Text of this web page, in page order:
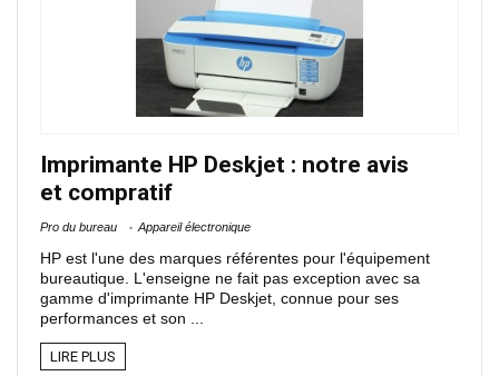
Imprimante HP Deskjet : notre avis
et compratif
Pro du bureau Appareil électronique
HP est l'une des marques référentes pour l'équipement
bureautique. L'enseigne ne fait pas exception avec sa
gamme d'imprimante HP Deskjet, connue pour ses
performances et son ...
LIRE PLUS